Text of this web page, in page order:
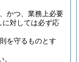
かつ、業務上必要
に対しては必ず応
を守るものとす